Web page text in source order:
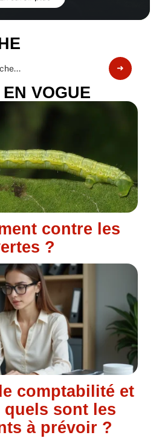
VOGUE
contre les
?
comptabilité et
quels sont les
à prévoir ?